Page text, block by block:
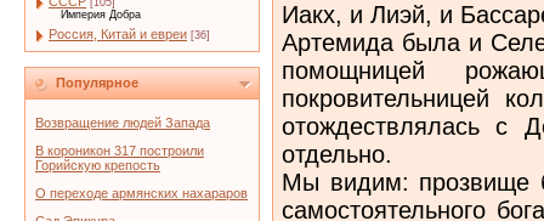
[105]
Империя Добра
Россия, Китай и евреи [36]
Популярное
Возвращение людей Запада
В короникон 317 построили
Горийскую крепость
О переходе армянских нахараров
Иакх, и Лиэй, и
Артемида была и
помощницей
покровительницей
отождествлялась с
отдельно.
Мы видим: прозвище
самостоятельного